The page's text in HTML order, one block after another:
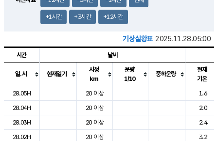
+1시간 +3시간 +12시간
기상실황표 2025.11.28.05:00
도시별 기상실황표로 지점, 날씨, 기온, 강수, 바람, 기압등을 안내한 표입
시간 날씨
일.시 현재일기
시정
km
운량
1/10
중하운량
현재
기온
28.05H
20 이상
1.6
28.04H
20 이상
2.0
28.03H
20 이상
2.4
28.02H
20 이상
3.2